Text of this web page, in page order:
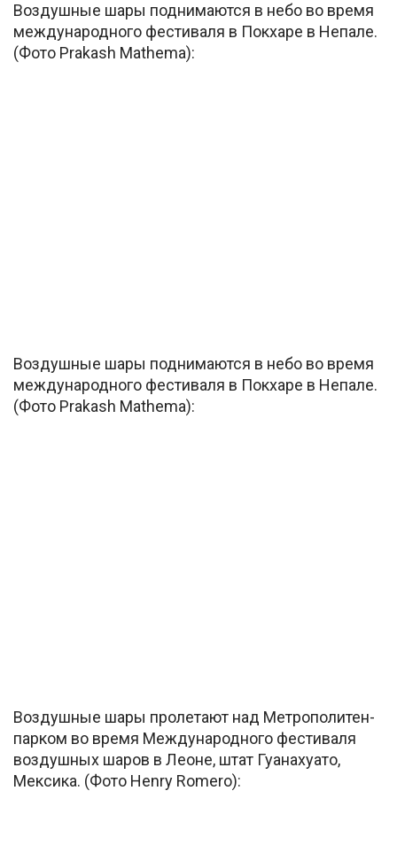
Воздушные шары поднимаются в небо во время
международного фестиваля в Покхаре в Непале.
(Фото Prakash Mathema):
Воздушные шары поднимаются в небо во время
международного фестиваля в Покхаре в Непале.
(Фото Prakash Mathema):
Воздушные шары пролетают над Метрополитен-
парком во время Международного фестиваля
воздушных шаров в Леоне, штат Гуанахуато,
Мексика. (Фото Henry Romero):